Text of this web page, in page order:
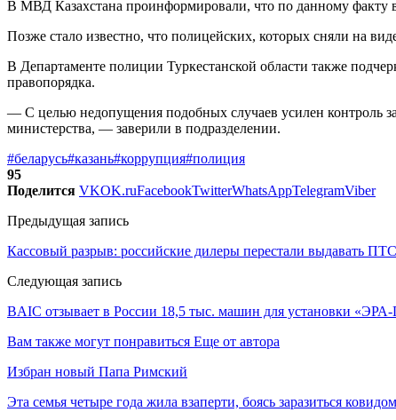
В МВД Казахстана проинформировали, что по данному факту
Позже стало известно, что полицейских, которых сняли на
В Департаменте полиции Туркестанской области также
правопорядка.
— С целью недопущения подобных случаев усилен контроль
министерства, — заверили в подразделении.
#беларусь#казань#коррупция#полиция
95
Поделится VKOK.ruFacebookTwitterWhatsAppTelegramViber
Предыдущая запись
Кассовый разрыв: российские дилеры перестали выдавать
Следующая запись
BAIC отзывает в России 18,5 тыс. машин для установки
Вам также могут понравиться Еще от автора
Избран новый Папа Римский
Эта семья четыре года жила взаперти, боясь заразиться ковидом